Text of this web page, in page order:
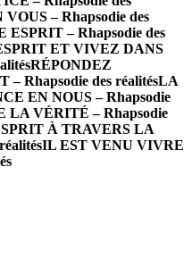
– Rhapsodie des
– Rhapsodie des
ET VIVEZ DANS
RÉPONDEZ
Rhapsodie des réalitésLA
EN NOUS – Rhapsodie
LA VÉRITÉ – Rhapsodie
À TRAVERS LA
IL EST VENU VIVRE